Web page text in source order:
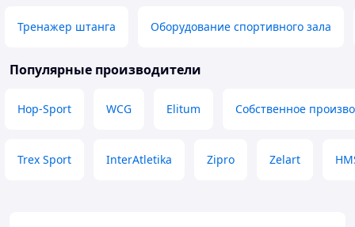
Тренажер штанга Оборудование спортивного зала
Популярные производители
Hop-Sport WCG Elitum Собственное
Trex Sport InterAtletika Zipro Zelart